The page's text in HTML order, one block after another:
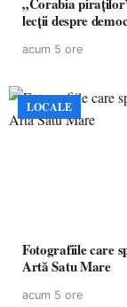
lecții despre
acum 5 ore
LOCALE
Fotografiile care
Artă Satu Mare
acum 5 ore